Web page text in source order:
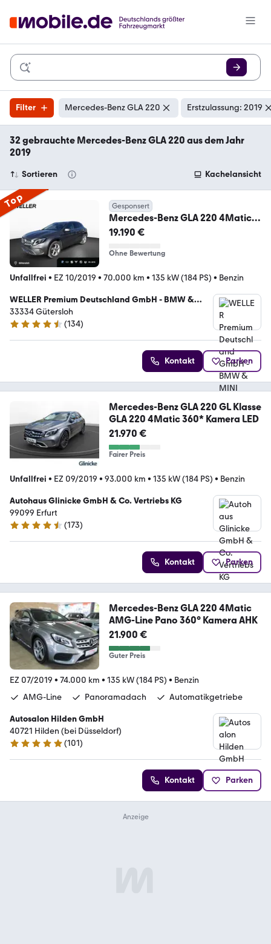
Filter Mercedes-Benz GLA 220 Erstzulassung: 2019
32 gebrauchte Mercedes-Benz GLA 220 aus dem Jahr
2019
Sortieren Kachelansicht
Top Gesponsert
Mercedes-Benz GLA 220 4Matic
AHK SHZ SpoSi MEM Bluetooth
19.190 €
Ohne Bewertung
Unfallfrei • EZ 10/2019 • 70.000 km • 135 kW (184 PS) • Benzin
WELLER Premium Deutschland GmbH - BMW &
MINI Vertragshändler
33334 Gütersloh
4.6 Sterne
(134)
Kontakt Parken
Mercedes-Benz GLA 220 GL Klasse
GLA 220 4Matic 360* Kamera LED
21.970 €
Fairer Preis
Unfallfrei • EZ 09/2019 • 93.000 km • 135 kW (184 PS) • Benzin
Autohaus Glinicke GmbH & Co. Vertriebs KG
99099 Erfurt
4.4 Sterne
(173)
Kontakt Parken
Mercedes-Benz GLA 220 4Matic
AMG-Line Pano 360° Kamera AHK
21.900 €
Guter Preis
EZ 07/2019 • 74.000 km • 135 kW (184 PS) • Benzin
AMG-Line
Panoramadach Automatikgetriebe
Autosalon Hilden GmbH
40721 Hilden (bei Düsseldorf)
4.9 Sterne
(101)
Kontakt Parken